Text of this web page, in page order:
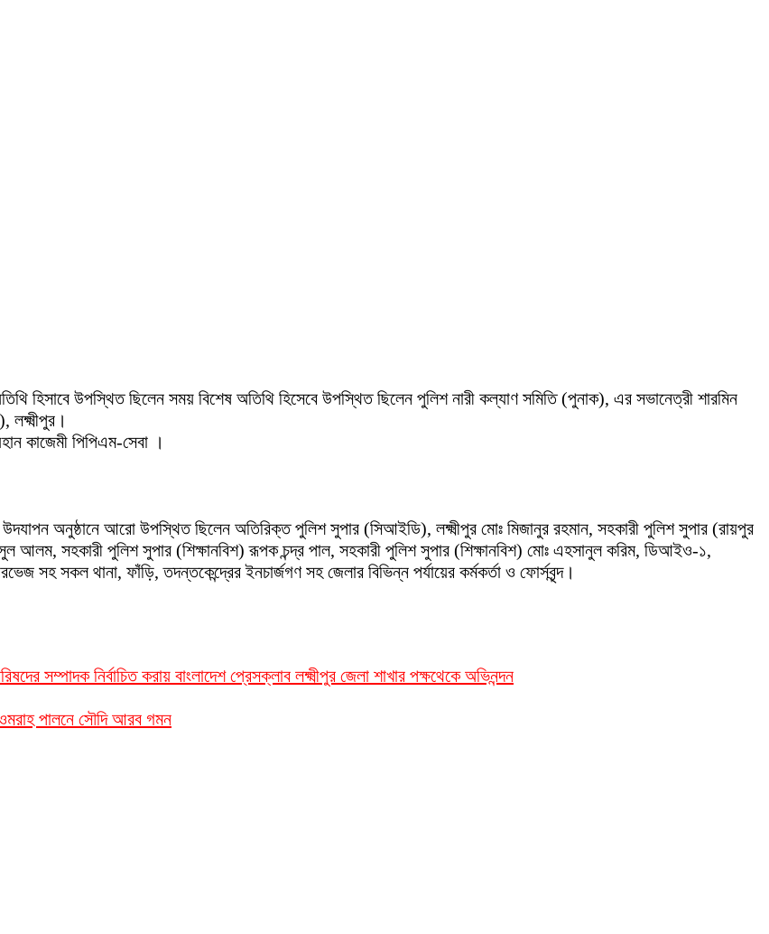
হিসাবে উপস্থিত ছিলেন সময় বিশেষ অতিথি হিসেবে উপস্থিত ছিলেন পুলিশ নারী কল্যাণ সমিতি (পুনাক), এর সভানেত্রী শারমিন
কাজেমী পিপিএম-সেবা ।
অনুষ্ঠানে আরো উপস্থিত ছিলেন অতিরিক্ত পুলিশ সুপার (সিআইডি), লক্ষ্মীপুর মোঃ মিজানুর রহমান, সহকারী পুলিশ সুপার (রায়পুর
আলম, সহকারী পুলিশ সুপার (শিক্ষানবিশ) রূপক চন্দ্র পাল, সহকারী পুলিশ সুপার (শিক্ষানবিশ) মোঃ এহসানুল করিম, ডিআইও-১,
সহ সকল থানা, ফাঁড়ি, তদন্তকেন্দ্রের ইনচার্জগণ সহ জেলার বিভিন্ন পর্যায়ের কর্মকর্তা ও ফোর্সবৃন্দ।
সম্পাদক নির্বাচিত করায় বাংলাদেশ প্রেসক্লাব লক্ষ্মীপুর জেলা শাখার পক্ষথেকে অভিনন্দন
পালনে সৌদি আরব গমন